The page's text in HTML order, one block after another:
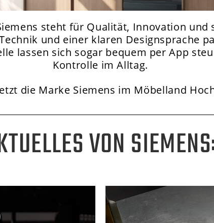
steht für Qualität, Innovation und
und einer klaren Designsprache
lassen sich sogar bequem per App
Kontrolle im Alltag.
die Marke Siemens im Möbelland
VON